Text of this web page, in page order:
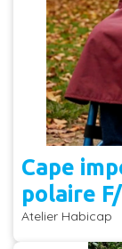
Cape
polaire
Atelier Habicap